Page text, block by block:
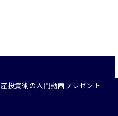
投資術の入門動画プレゼント